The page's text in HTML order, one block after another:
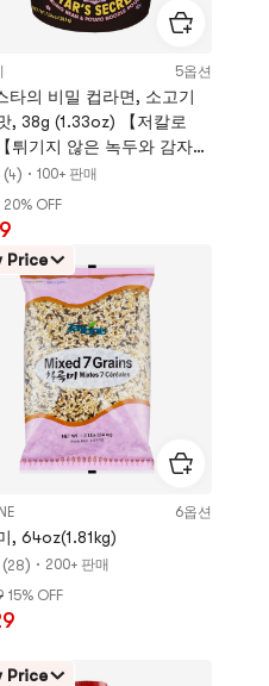
5옵션
타의 비밀 컵라면, 소고기
, 38g (1.33oz) 【저칼로
튀기지 않은 녹두와 감자로
수】
(4) · 100+ 판매
20% OFF
Price
6옵션
, 64oz(1.81kg)
(28) · 200+ 판매
15% OFF
Price